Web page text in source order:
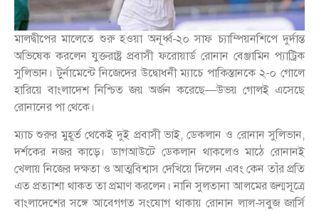
মালদ্বীপের মালেতে শুরু হওয়া অনূর্ধ্ব-২০ সাফ চ্যাম্পিয়নশিপে দুর্দান্ত
অভিষেক করলেন যুক্তরাষ্ট্র প্রবাসী ফরোয়ার্ড রোনান বেঞ্জামিন প্যাট্রিক
সুলিভান। টুর্নামেন্টে নিজেদের উদ্বোধনী ম্যাচে পাকিস্তানকে ২-০ গোলে
হারিয়ে বাংলাদেশ নিশ্চিত জয় অর্জন করেছে—উভয় গোলই এসেছে
রোনানের পা থেকে।
ম্যাচ শুরুর মুহূর্ত থেকেই দুই প্রবাসী ভাই, ডেকলান ও রোনান সুলিভান,
দর্শকের নজর কাড়ে। ডাগআউটে ডেকলান থাকলেও মাঠে রোনানই
খেলায় নিজের দক্ষতা ও আত্মবিশ্বাস দেখিয়ে দিলেন এবং কেন তাঁর প্রতি
এত প্রত্যাশা থাকত তা প্রমাণ করলেন। নানি সুলতানা আলমের জন্মসূত্রে
বাংলাদেশের সঙ্গে আবেগগত সংযোগ থাকায় রোনান লাল-সবুজ জার্সি